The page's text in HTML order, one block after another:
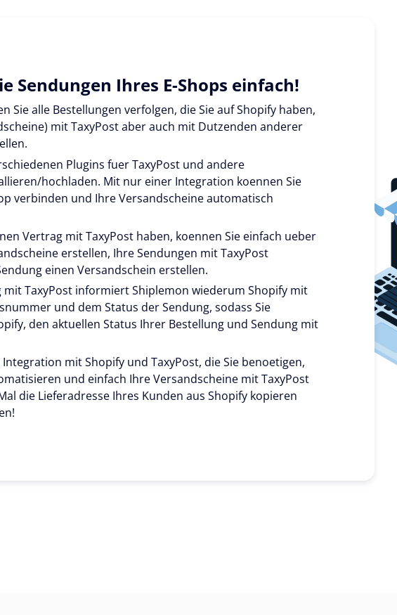
Sendungen Ihres E-Shops einfach!
Sie alle Bestellungen verfolgen, die Sie auf Shopify haben,
mit TaxyPost aber auch mit Dutzenden anderer
Plugins fuer TaxyPost und andere
hochladen. Mit nur einer Integration koennen Sie
verbinden und Ihre Versandscheine automatisch
Vertrag mit TaxyPost haben, koennen Sie einfach ueber
erstellen, Ihre Sendungen mit TaxyPost
einen Versandschein erstellen.
mit TaxyPost informiert Shiplemon wiederum Shopify mit
und dem Status der Sendung, sodass Sie
den aktuellen Status Ihrer Bestellung und Sendung mit
mit Shopify und TaxyPost, die Sie benoetigen,
und einfach Ihre Versandscheine mit TaxyPost
die Lieferadresse Ihres Kunden aus Shopify kopieren